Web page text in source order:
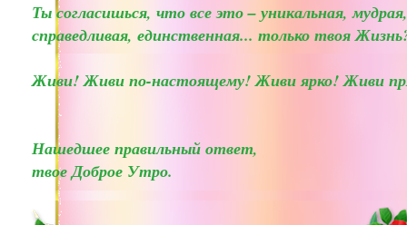
Ты согласишься, что все это – уникальная,
справедливая, единственная... только твоя
Живи! Живи по-настоящему! Живи ярко! Живи
Нашедшее правильный ответ,
твое Доброе Утро.